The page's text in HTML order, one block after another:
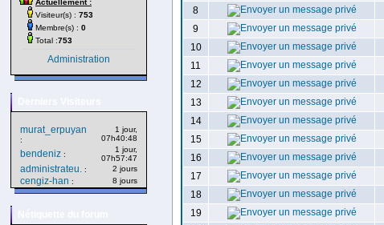
Actuellement :
Visiteur(s) : 753
Membre(s) : 0
Total :753
Administration
murat_erpuyan
:
1 jour,
07h40:48
bendeniz :
1 jour,
07h57:47
administrateu. : 2 jours
cengiz-han : 8 jours
8
9
10
11
12
13
14
15
16
17
18
19